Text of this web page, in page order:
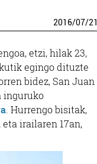
2016/07/21
etzi, hilak 23,
egingo dituzte
bidez, San Juan
inguruko
. Hurrengo bisitak,
irailaren 17an,